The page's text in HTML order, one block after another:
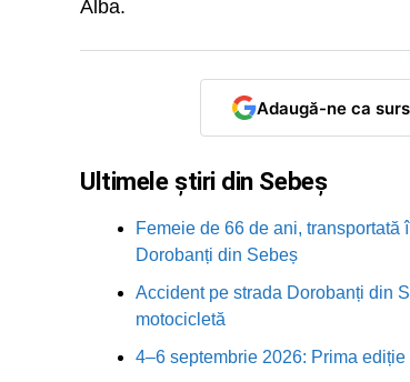
Alba.
Adaugă-ne ca
Ultimele știri din Sebeș
Femeie de 66 de ani,
Dorobanți din Sebeș
Accident pe strada Dorobanți din
motocicletă
4–6 septembrie 2026: Prima